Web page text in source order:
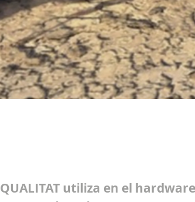
QUALITAT utiliza en el